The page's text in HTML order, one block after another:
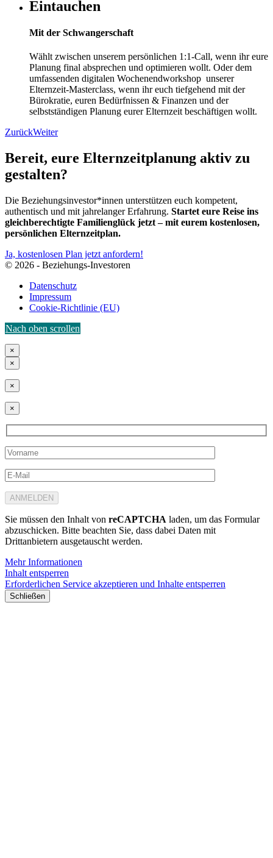
Eintauchen
Mit der Schwangerschaft
Wählt zwischen unserem persönlichen 1:1-Call, wenn ihr eure
Planung final absprechen und optimieren wollt. Oder dem
umfassenden digitalen Wochenendworkshop unserer
Elternzeit-Masterclass, wenn ihr euch tiefgehend mit der
Bürokratie, euren Bedürfnissen & Finanzen und der
selbstständigen Planung eurer Elternzeit beschäftigen wollt.
ZurückWeiter
Bereit, eure Elternzeitplanung aktiv zu
gestalten?
Die Beziehungsinvestor*innen unterstützen euch kompetent,
authentisch und mit jahrelanger Erfahrung. Startet eure Reise ins
gleichberechtigte Familienglück jetzt – mit eurem kostenlosen,
persönlichen Elternzeitplan.
Ja, kostenlosen Plan jetzt anfordern!
© 2026 - Beziehungs-Investoren
Datenschutz
Impressum
Cookie-Richtlinie (EU)
Nach oben scrollen
×
×
×
×
Sie müssen den Inhalt von reCAPTCHA laden, um das Formular
abzuschicken. Bitte beachten Sie, dass dabei Daten mit
Drittanbietern ausgetauscht werden.
Mehr Informationen
Inhalt entsperren
Erforderlichen Service akzeptieren und Inhalte entsperren
Schließen